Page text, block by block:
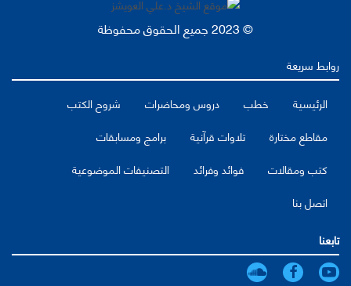
© 2023 جميع الحقوق محفوظة
روابط سريعة
الرئيسية
خطب دروس ومحاضرات
شروح الكتب
مقاطع مختارة
تلاوات قرآنية
برامج ومسابقات
كتب ومقالات
فوائد وفرائد
التصنيفات الموضوعية
اتصل بنا
تابعنا